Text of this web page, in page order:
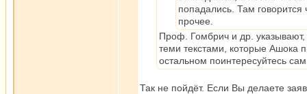
попадались. Там
прочее.
Проф. Гомбрич и др. указывают,
теми текстами, которые Ашока
остальном поинтересуйтесь
Так не пойдёт. Если Вы делаете